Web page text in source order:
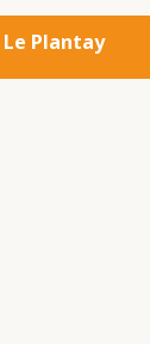
Le Plantay